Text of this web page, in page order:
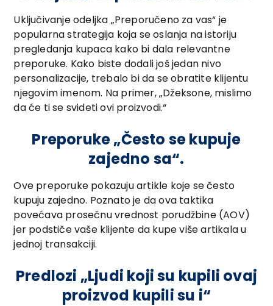
Uključivanje odeljka „Preporučeno za vas“ je
popularna strategija koja se oslanja na istoriju
pregledanja kupaca kako bi dala relevantne
preporuke. Kako biste dodali još jedan nivo
personalizacije, trebalo bi da se obratite klijentu
njegovim imenom. Na primer, „Džeksone, mislimo
da će ti se svideti ovi proizvodi.“
Preporuke „Često se kupuje
zajedno sa“.
Ove preporuke pokazuju artikle koje se često
kupuju zajedno. Poznato je da ova taktika
povećava prosečnu vrednost porudžbine (AOV)
jer podstiče vaše klijente da kupe više artikala u
jednoj transakciji.
Predlozi „Ljudi koji su kupili ovaj
proizvod kupili su i“